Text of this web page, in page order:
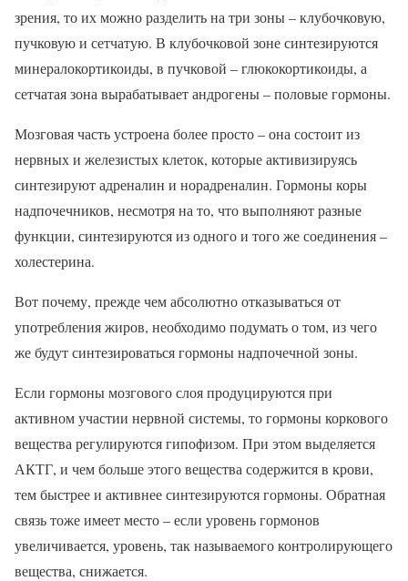
зрения, то их можно разделить на три зоны – клубочковую,
пучковую и сетчатую. В клубочковой зоне синтезируются
минералокортикоиды, в пучковой – глюкокортикоиды, а
сетчатая зона вырабатывает андрогены – половые гормоны.
Мозговая часть устроена более просто – она состоит из
нервных и железистых клеток, которые активизируясь
синтезируют адреналин и норадреналин. Гормоны коры
надпочечников, несмотря на то, что выполняют разные
функции, синтезируются из одного и того же соединения –
холестерина.
Вот почему, прежде чем абсолютно отказываться от
употребления жиров, необходимо подумать о том, из чего
же будут синтезироваться гормоны надпочечной зоны.
Если гормоны мозгового слоя продуцируются при
активном участии нервной системы, то гормоны коркового
вещества регулируются гипофизом. При этом выделяется
АКТГ, и чем больше этого вещества содержится в крови,
тем быстрее и активнее синтезируются гормоны. Обратная
связь тоже имеет место – если уровень гормонов
увеличивается, уровень, так называемого контролирующего
вещества, снижается.